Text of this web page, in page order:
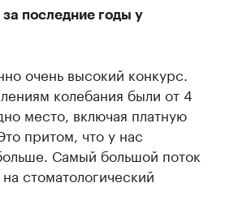
последние годы у
очень высокий конкурс.
колебания были от 4
место, включая платную
притом, что у нас
Самый большой поток
стоматологический